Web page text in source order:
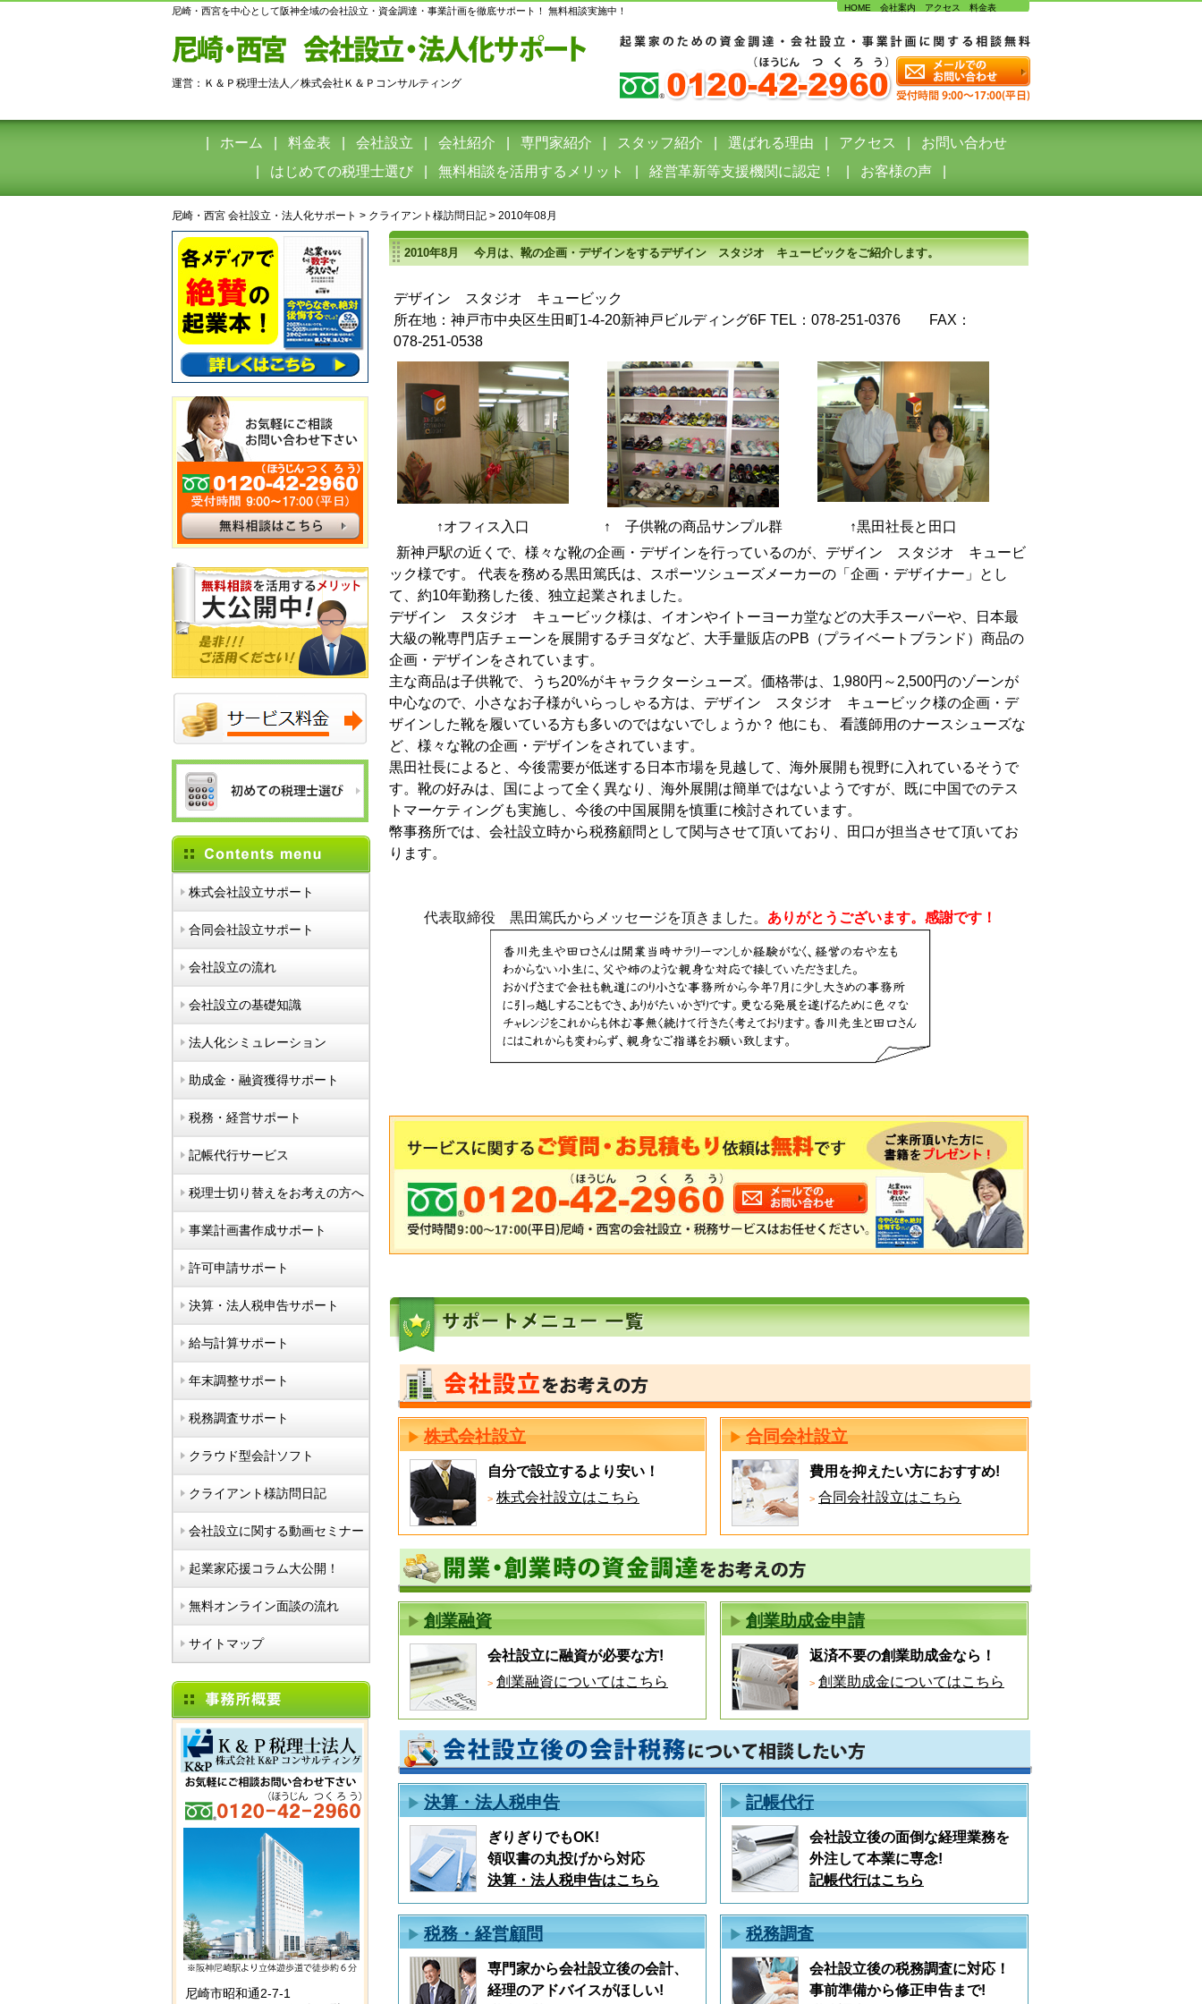
尼崎・西宮を中心として阪神全域の会社設立・資金調達・事業計画を徹底サポート！ 無料相談実施中！ HOME 会社案内 アクセス 料金表
運営：Ｋ＆Ｐ税理士法人／株式会社Ｋ＆Ｐコンサルティング
ホーム 料金表 会社設立 会社紹介 専門家紹介 スタッフ紹介 選ばれる理由 アクセス
お問い合わせ
はじめての税理士選び
無料相談を活用するメリット 経営革新等支援機関に認定！ お客様の声
尼崎・西宮 会社設立・法人化サポート > クライアント様訪問日記 > 2010年08月
2010年8月今月は、靴の企画・デザインをするデザイン スタジオ キュービックをご紹介します。
デザイン スタジオ キュービック
所在地：神戸市中央区生田町1-4-20新神戸ビルディング6F TEL：078-251-0376 FAX：
078-251-0538
↑オフィス入口 ↑ 子供靴の商品サンプル群
↑黒田社長と田口
新神戸駅の近くで、様々な靴の企画・デザインを行っているのが、デザイン スタジオ キュービ
ック様です。 代表を務める黒田篤氏は、スポーツシューズメーカーの「企画・デザイナー」とし
て、約10年勤務した後、独立起業されました。
デザイン スタジオ キュービック様は、イオンやイトーヨーカ堂などの大手スーパーや、日本最
大級の靴専門店チェーンを展開するチヨダなど、大手量販店のPB（プライベートブランド）商品の
企画・デザインをされています。
主な商品は子供靴で、うち20%がキャラクターシューズ。価格帯は、1,980円～2,500円のゾーンが
中心なので、小さなお子様がいらっしゃる方は、デザイン スタジオ キュービック様の企画・デ
ザインした靴を履いている方も多いのではないでしょうか？ 他にも、 看護師用のナースシューズな
ど、様々な靴の企画・デザインをされています。
黒田社長によると、今後需要が低迷する日本市場を見越して、海外展開も視野に入れているそうで
す。靴の好みは、国によって全く異なり、海外展開は簡単ではないようですが、既に中国でのテス
トマーケティングも実施し、今後の中国展開を慎重に検討されています。
幣事務所では、会社設立時から税務顧問として関与させて頂いており、田口が担当させて頂いてお
ります。
代表取締役 黒田篤氏からメッセージを頂きました。 ありがとうございます。感謝です！
株式会社設立
自分で設立するより安い！
株式会社設立はこちら
合同会社設立
費用を抑えたい方におすすめ!
合同会社設立はこちら
創業融資
会社設立に融資が必要な方!
創業融資についてはこちら
創業助成金申請
返済不要の創業助成金なら！
創業助成金についてはこちら
決算・法人税申告
ぎりぎりでもOK!
領収書の丸投げから対応
決算・法人税申告はこちら
記帳代行
会社設立後の面倒な経理業務を
外注して本業に専念!
記帳代行はこちら
税務・経営顧問
専門家から会社設立後の会計、
経理のアドバイスがほしい!
税務調査
会社設立後の税務調査に対応！
事前準備から修正申告まで!
株式会社設立サポート
合同会社設立サポート
会社設立の流れ
会社設立の基礎知識
法人化シミュレーション
助成金・融資獲得サポート
税務・経営サポート
記帳代行サービス
税理士切り替えをお考えの方へ
事業計画書作成サポート
許可申請サポート
決算・法人税申告サポート
給与計算サポート
年末調整サポート
税務調査サポート
クラウド型会計ソフト
クライアント様訪問日記
会社設立に関する動画セミナー
起業家応援コラム大公開！
無料オンライン面談の流れ
サイトマップ
尼崎市昭和通2-7-1